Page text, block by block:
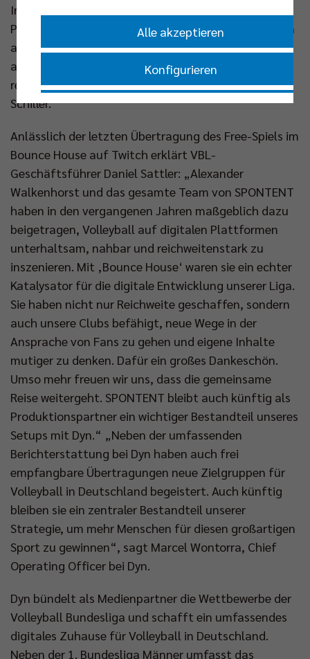
Interviews oder durch eigene Video-Beiträge.
Personell setzt Dyn weiterhin auf bekannte Stimmen
aus dem Volleyballumfeld. Geplant sind unter
anderem Einsätze von Alexander Walkenhorst sowie
regelmäßige Auftritte von Martin Stuber und Jannik
Schiller.
Anlässlich der letzten Übertragung des Free-Spiels im
Bounce House auf Twitch erklärt VBL-
Geschäftsführer Daniel Sattler: „Alexander
Walkenhorst und das gesamte Team von SPONTENT
haben in den vergangenen Jahren maßgeblich dazu
beigetragen, Volleyball auf digitalen Plattformen
unterhaltsam, nahbar und reichweitenstark zu
inszenieren. Mit ‚Bounce House‘ waren sie ein echter
Katalysator für die digitale Entwicklung unserer Liga.
Sie haben nicht nur Reichweite geschaffen, sondern
auch unsere Clubs befähigt, neue Wege in der
Ansprache von Fans zu gehen und eigene Inhalte
mutiger zu denken. Dafür ein großes Dankeschön.
Umso mehr freuen wir uns, dass die gemeinsame
Reise weitergeht. SPONTENT bleibt auch künftig als
Produktionspartner ein wichtiger Bestandteil unseres
Setups mit Dyn.“ „Neben der umfassenden
Berichterstattung bei Dyn haben auch frei
empfangbare Übertragungen neue Zielgruppen für
Volleyball in Deutschland begeistert. Auch künftig
bleiben sie ein zentraler Bestandteil unserer
Strategie, um mehr Menschen für diesen großartigen
Sport zu gewinnen“, sagt Marcel Wontorra, Chief
Operating Officer bei Dyn.
Dyn bündelt als Medienpartner die Wettbewerbe der
Volleyball Bundesliga und schafft ein umfassendes
digitales Zuhause für Volleyball in Deutschland.
Neben der 1. Bundesliga Männer umfasst das
Alle akzeptieren
Konfigurieren
Nur essenzielle Cookies akzeptieren
Impressum|Datenschutzerklärung